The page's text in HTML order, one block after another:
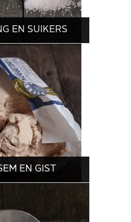
EN SUIKERS
EN GIST